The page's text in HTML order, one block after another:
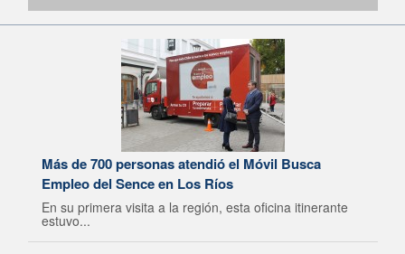
Más de 700 personas atendió el Móvil Busca
Empleo del Sence en Los Ríos
En su primera visita a la región, esta oficina itinerante
estuvo...